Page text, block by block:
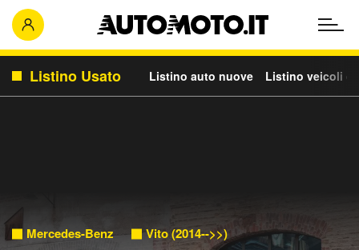
Listino Usato Listino auto nuove Listino veicoli
Mercedes-Benz Vito (2014-->>)